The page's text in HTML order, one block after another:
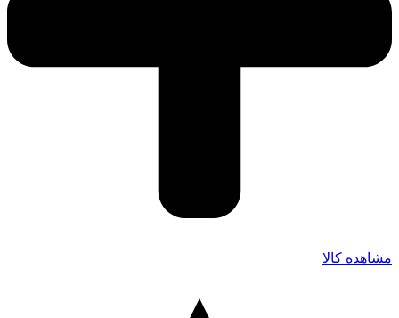
مشاهده کالا